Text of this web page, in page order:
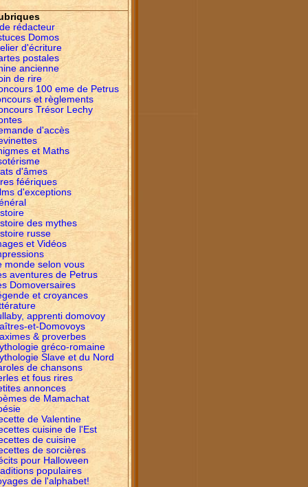
rédacteur
Domos
d'écriture
postales
ancienne
de rire
100 eme de Petrus
et règlements
Trésor Lechy
d'accès
et Maths
d'âmes
féériques
d'exceptions
des mythes
russe
et Vidéos
monde selon vous
aventures de Petrus
Domoversaires
et croyances
apprenti domovoy
et-Domovoys
& proverbes
gréco-romaine
Slave et du Nord
de chansons
et fous rires
annonces
de Mamachat
de Valentine
cuisine de l'Est
de cuisine
de sorcières
pour Halloween
populaires
de l'alphabet!